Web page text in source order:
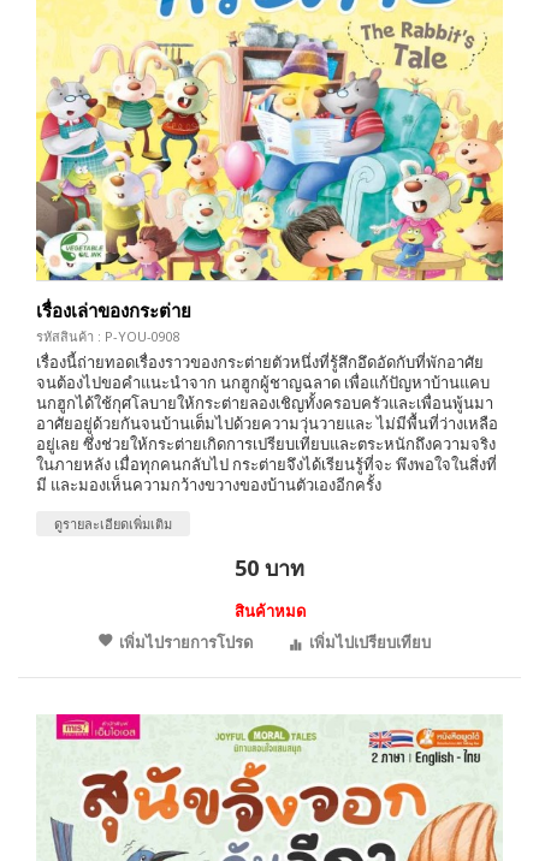
เรื่องเล่าของกระต่าย
รหัสสินค้า : P-YOU-0908
เรื่องนี้ถ่ายทอดเรื่องราวของกระต่ายตัวหนึ่งที่รู้สึกอึดอัดกับที่พักอาศัย
จนต้องไปขอคำแนะนำจาก นกฮูกผู้ชาญฉลาด เพื่อแก้ปัญหาบ้านแคบ
นกฮูกได้ใช้กุศโลบายให้กระต่ายลองเชิญทั้งครอบครัวและเพื่อนพู้นมา
อาศัยอยู่ด้วยกันจนบ้านเต็มไปด้วยความวุ่นวายและ ไม่มีพื้นที่ว่างเหลือ
อยู่เลย ซึ่งช่วยให้กระต่ายเกิดการเปรียบเทียบและตระหนักถึงความจริง
ในภายหลัง เมื่อทุกคนกลับไป กระต่ายจึงได้เรียนรู้ที่จะ พึงพอใจในสิ่งที่
มี และมองเห็นความกว้างขวางของบ้านตัวเองอีกครั้ง
ดูรายละเอียดเพิ่มเติม
50 บาท
สินค้าหมด
เพิ่มไปรายการโปรด
เพิ่มไปเปรียบเทียบ